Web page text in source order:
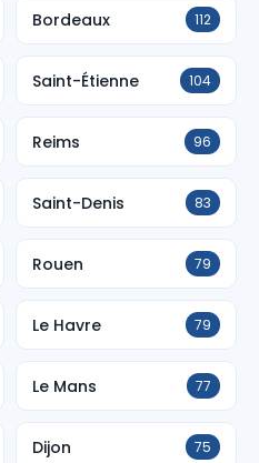
Bordeaux 112
Saint-Étienne 104
Reims 96
Saint-Denis 83
Rouen 79
Le Havre 79
Le Mans 77
Dijon 75